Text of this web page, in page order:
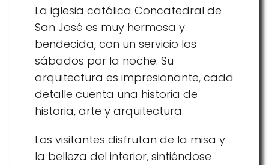
La iglesia católica Concatedral de
San José es muy hermosa y
bendecida, con un servicio los
sábados por la noche. Su
arquitectura es impresionante, cada
detalle cuenta una historia de
historia, arte y arquitectura.
Los visitantes disfrutan de la misa y
la belleza del interior, sintiéndose